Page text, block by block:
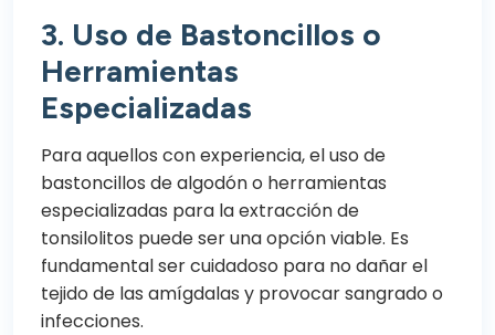
3. Uso de Bastoncillos o
Herramientas
Especializadas
Para aquellos con experiencia, el uso de
bastoncillos de algodón o herramientas
especializadas para la extracción de
tonsilolitos puede ser una opción viable. Es
fundamental ser cuidadoso para no dañar el
tejido de las amígdalas y provocar sangrado o
infecciones.